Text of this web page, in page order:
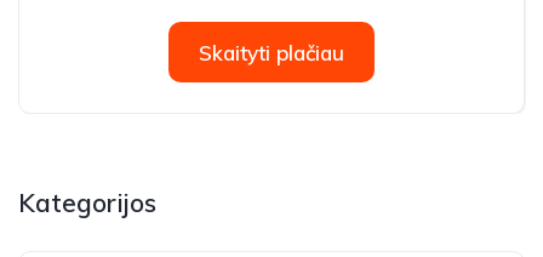
Skaityti plačiau
Kategorijos